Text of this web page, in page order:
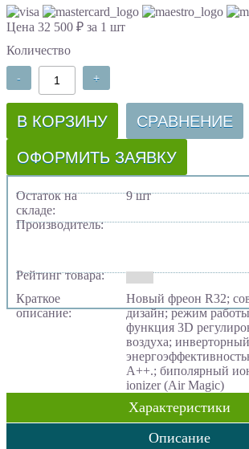
Цена 32 500 ₽ за 1 шт
Количество
- +
В КОРЗИНУ СРАВНЕНИЕ
ОФОРМИТЬ ЗАЯВКУ
Остаток на
складе:
9 шт
Производитель:
Рейтинг товара:
Краткое
описание:
Новый фреон R32;
дизайн; режим
функция 3D
воздуха;
А++.; биполярный
ionizer (Air Magic)
Характеристики
Описание